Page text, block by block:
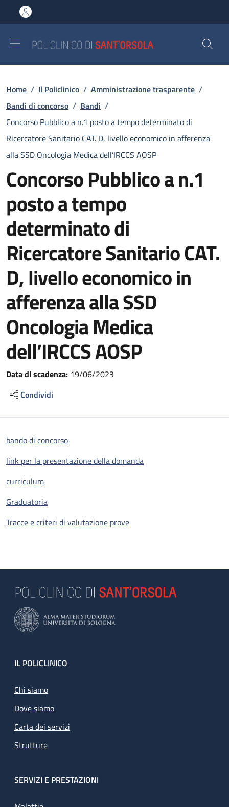
al contenuto principale
to footer content
Briciole di pane
Home / Il Policlinico / Amministrazione trasparente /
Bandi di concorso / Bandi /
Concorso Pubblico a n.1 posto a tempo determinato di
Ricercatore Sanitario CAT. D, livello economico in afferenza
alla SSD Oncologia Medica dell’IRCCS AOSP
Concorso Pubblico a n.1
posto a tempo
determinato di
Ricercatore Sanitario CAT.
D, livello economico in
afferenza alla SSD
Oncologia Medica
dell’IRCCS AOSP
Data di scadenza: 19/06/2023
Condividi
bando di concorso
link per la presentazione della domanda
curriculum
Graduatoria
Tracce e criteri di valutazione prove
Footer
IL POLICLINICO
Chi siamo
Dove siamo
Carta dei servizi
Strutture
SERVIZI E PRESTAZIONI